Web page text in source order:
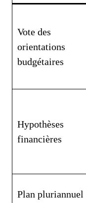
Vote des
orientations
budgétaires
Hypothèses
financières
Plan pluriannuel